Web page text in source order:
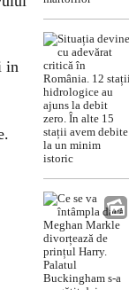
in